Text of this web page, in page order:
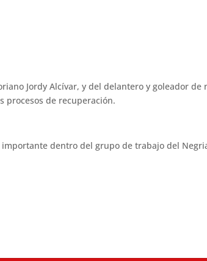
Jordy Alcívar, y del delantero y goleador
procesos de recuperación.
dentro del grupo de trabajo del